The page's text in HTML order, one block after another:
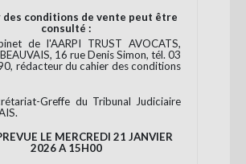
des conditions de vente peut être
consulté :
de l'AARPI TRUST AVOCATS,
16 rue Denis Simon, tél. 03
rédacteur du cahier des conditions
Greffe du Tribunal Judiciaire
LE MERCREDI 21 JANVIER
2026 A 15H00